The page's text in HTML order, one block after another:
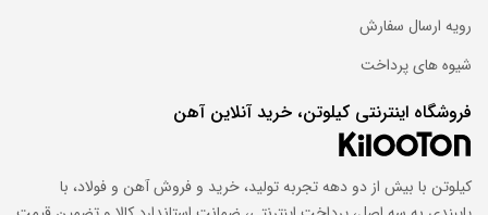
10279
رویه ارسال سفارش
شیوه های پرداخت
فروشگاه اینترنتی کیلوتن، خرید آنلاین آهن
کیلوتن با بیش از دو دهه تجربه تولید، خرید و فروش آهن و فولاد، با